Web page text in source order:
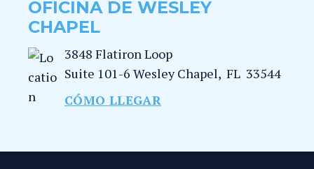
OFICINA DE WESLEY
CHAPEL
3848 Flatiron Loop
Suite 101-6 Wesley Chapel, FL 33544
CÓMO LLEGAR